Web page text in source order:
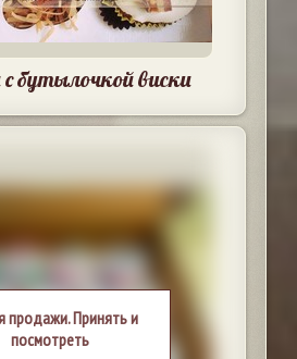
бутылочкой виски
продажи. Принять и
посмотреть